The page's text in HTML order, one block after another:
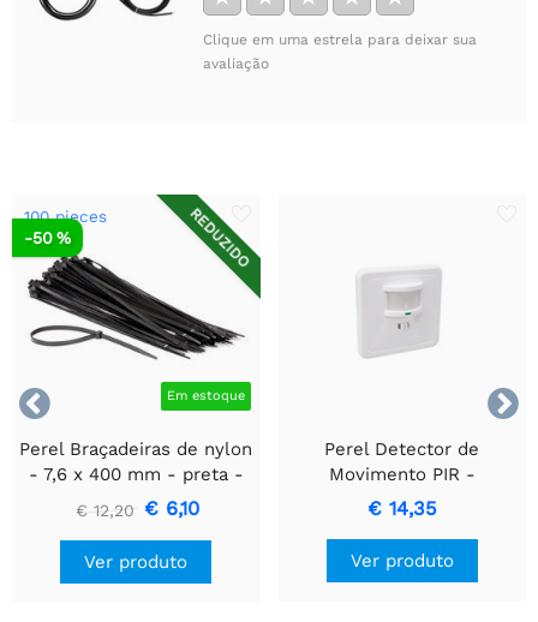
Clique em uma estrela para deixar sua
avaliação


REDUZIDO
100 pieces
Em estoque
-50 %
Perel Braçadeiras de nylon
- 7,6 x 400 mm - preta -
100 unid.
€ 12,20 € 6,10
Ver produto
Perel Detector de
Movimento PIR -
Embutido com Detecção
de Movimento e Design
Recessado
€ 14,35
Ver produto